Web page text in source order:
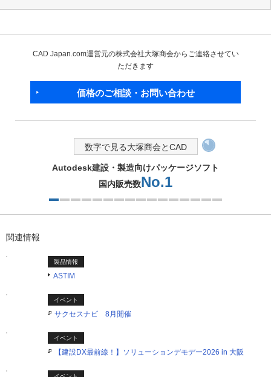
CAD Japan.com運営元の株式会社大塚商会からご連絡させてい
ただきます
価格のご相談・お問い合わせ
数字で見る大塚商会とCAD
Autodesk建設・製造向けパッケージソフト
国内販売数No.1
関連情報
製品情報
ASTIM
イベント
サクセスナビ 8月開催
イベント
【建設DX最前線！】ソリューションデモデー2026 in 大阪